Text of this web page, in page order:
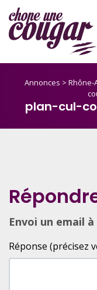
Annonces > Rhône-
plan-cul-
Envoi un email
Réponse (précisez